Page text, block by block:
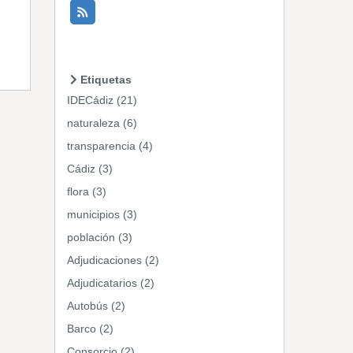
Etiquetas
IDECádiz (21)
naturaleza (6)
transparencia (4)
Cádiz (3)
flora (3)
municipios (3)
población (3)
Adjudicaciones (2)
Adjudicatarios (2)
Autobús (2)
Barco (2)